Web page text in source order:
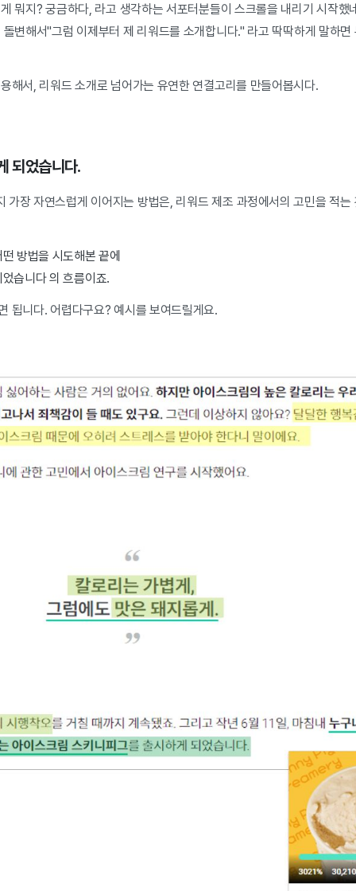
뭐지? 궁금하다, 라고 생각하는 서포터분들이 스크롤을 내리기 시작했
변해서"그럼 이제부터 제 리워드를 소개합니다." 라고 딱딱하게 말하
해서, 리워드 소개로 넘어가는 유연한 연결고리를 만들어봅시다.
되었습니다.
가장 자연스럽게 이어지는 방법은, 리워드 제조 과정에서의 고민을 적
방법을 시도해본 끝에
습니다 의 흐름이죠.
됩니다. 어렵다구요? 예시를 보여드릴게요.